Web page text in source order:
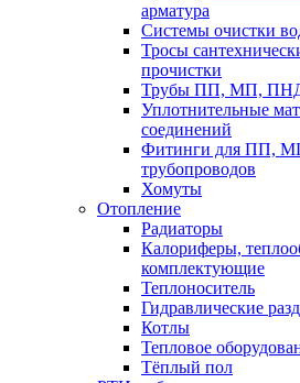
арматура
Системы очистки
Тросы
прочистки
Трубы ПП, МП,
Уплотнительные
соединений
Фитинги для ПП,
трубопроводов
Хомуты
Отопление
Радиаторы
Калориферы,
комплектующие
Теплоноситель
Гидравлические
Котлы
Тепловое
Тёплый пол